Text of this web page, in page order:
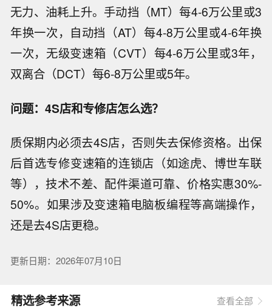
无力、油耗上升。手动挡（MT）每4-6万公里或3
年换一次，自动挡（AT）每4-8万公里或4-6年换
一次，无级变速箱（CVT）每4-6万公里或3年，
双离合（DCT）每6-8万公里或5年。
问题：4S店和专修店怎么选？
质保期内必须去4S店，否则失去保修资格。出保
后首选专修变速箱的连锁店（如途虎、博世车联
等），技术不差、配件渠道可靠、价格实惠30%-
50%。如果涉及变速箱电脑板编程等高端操作，
还是去4S店更稳。
更新日期：2026年07月10日
精选参考来源 查看全部